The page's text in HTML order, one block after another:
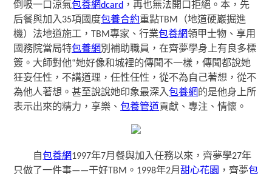
倒吸一口涼氣包養網dcard ，再也無法開口拒絕。本，先
后餐與加入35項國度包養合約重點TBM（地道硬巖掘進
機）法地道施工，TBM專家、行業包養網領甲士物、享用
國務院當局特包養網別補助職員，在齊夢學身上有良多標
簽。大師對他“她好像和城裡的傳聞不一樣，傳聞都說她
狂妄任性，不講道理，任性任性，從不為自己著想，從不
為他人著想。甚至說說她印象最深入包養網 的是他身上所
表示出來的精力，享樂、包養管道貢獻、專注、情懷。
自包養網1997年7月餐與加入任務以來，齊夢學27年
只做了一件事——干好TBM。1998年2月甜心花園 ，齊夢包